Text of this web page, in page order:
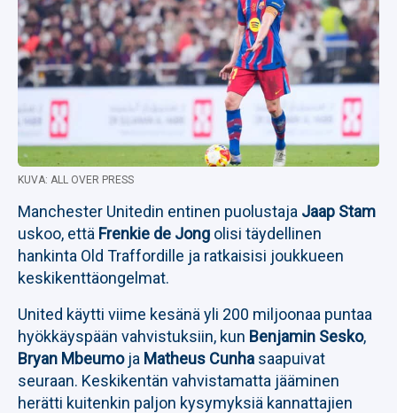
KUVA: ALL OVER PRESS
Manchester Unitedin entinen puolustaja Jaap Stam
uskoo, että Frenkie de Jong olisi täydellinen
hankinta Old Traffordille ja ratkaisisi joukkueen
keskikenttäongelmat.
United käytti viime kesänä yli 200 miljoonaa puntaa
hyökkäyspään vahvistuksiin, kun Benjamin Sesko,
Bryan Mbeumoja Matheus Cunha saapuivat
seuraan. Keskikentän vahvistamatta jääminen
herätti kuitenkin paljon kysymyksiä kannattajien